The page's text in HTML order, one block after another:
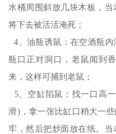
水桶周围斜放几块木板，
将下去被活活淹死；
4、油瓶诱鼠：在空酒瓶内
瓶口正对洞口，老鼠闻到
来，这样可捕到老鼠；
5、空缸陷鼠：找一口高
滑)，拿一张比缸口稍大一
牢，然后把炒面放在纸。